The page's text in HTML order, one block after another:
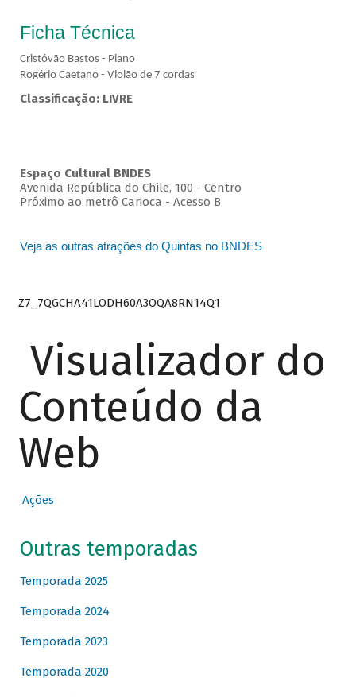
Ficha Técnica
Cristóvão Bastos - Piano
Rogério Caetano - Violão de 7 cordas
Classificação: LIVRE
Espaço Cultural BNDES
Avenida República do Chile, 100 - Centro
Próximo ao metrô Carioca - Acesso B
Veja as outras atrações do Quintas no BNDES
Z7_7QGCHA41LODH60A3OQA8RN14Q1
Visualizador do
Conteúdo da
Web
Ações
Outras temporadas
Temporada 2025
Temporada 2024
Temporada 2023
Temporada 2020